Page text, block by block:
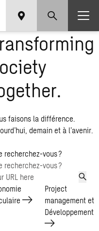
faisons la différence.
demain et à l’avenir.
recherchez-vous ?
Project
management et
Développement